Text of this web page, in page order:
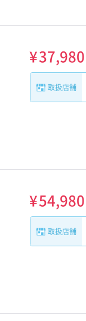
¥37,980
取扱店舗
¥54,980
取扱店舗